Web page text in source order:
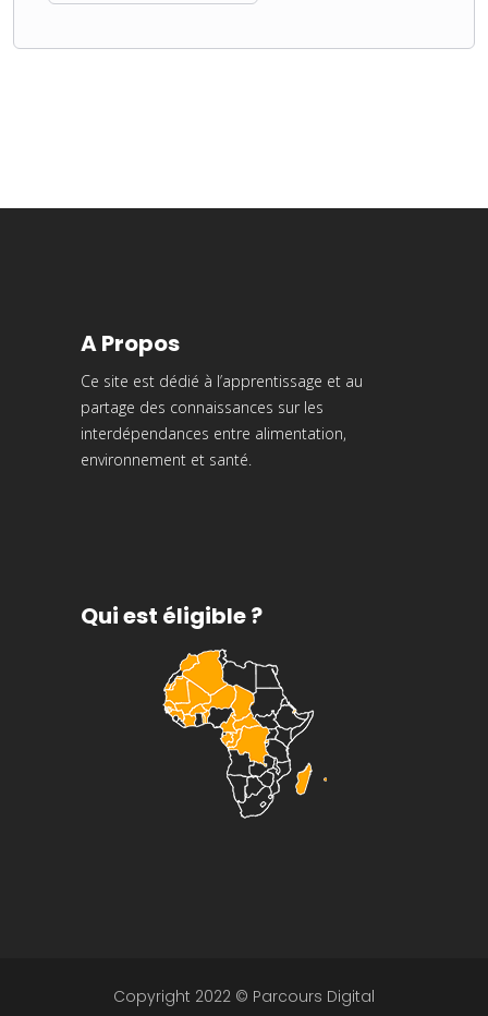
A Propos
Ce site est dédié à l’apprentissage et au
partage des connaissances sur les
interdépendances entre alimentation,
environnement et santé.
Qui est éligible ?
Copyright 2022 © Parcours Digital